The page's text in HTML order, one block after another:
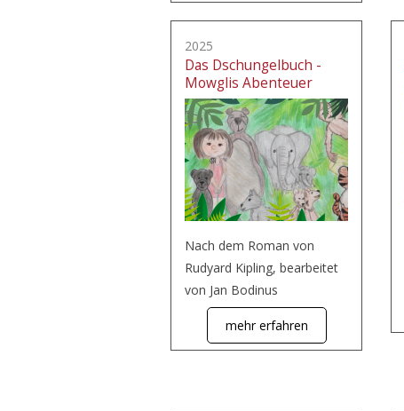
2025
Das Dschungelbuch -
Mowglis Abenteuer
Nach dem Roman von
Rudyard Kipling, bearbeitet
von Jan Bodinus
mehr erfahren